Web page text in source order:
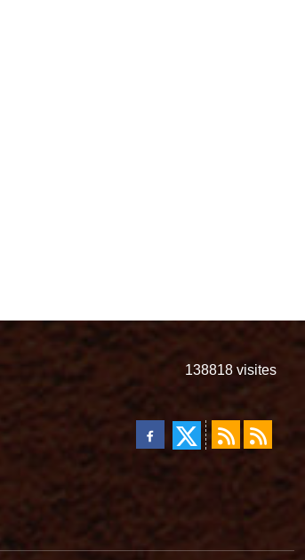
138818 visites